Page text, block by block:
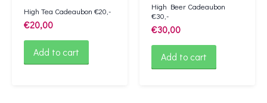
High Tea Cadeaubon €20,-
€20,00
Add to cart
High Beer Cadeaubon
€30,-
€30,00
Add to cart